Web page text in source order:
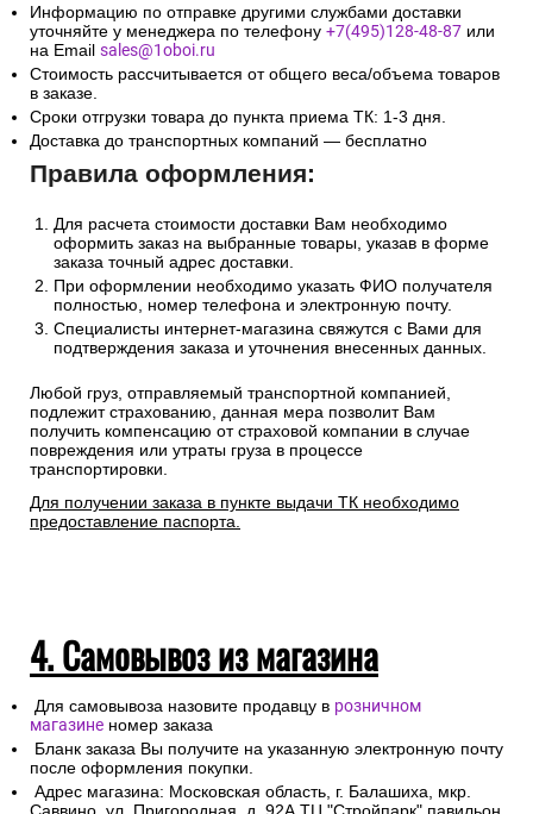
Информацию по отправке другими службами доставки
уточняйте у менеджера по телефону +7(495)128-48-87 или
на Email sales@1oboi.ru
Стоимость рассчитывается от общего веса/объема товаров
в заказе.
Сроки отгрузки товара до пункта приема ТК: 1-3 дня.
Доставка до транспортных компаний — бесплатно
Правила оформления:
Для расчета стоимости доставки Вам необходимо
оформить заказ на выбранные товары, указав в форме
заказа точный адрес доставки.
При оформлении необходимо указать ФИО получателя
полностью, номер телефона и электронную почту.
Специалисты интернет-магазина свяжутся с Вами для
подтверждения заказа и уточнения внесенных данных.
Любой груз, отправляемый транспортной компанией,
подлежит страхованию, данная мера позволит Вам
получить компенсацию от страховой компании в случае
повреждения или утраты груза в процессе
транспортировки.
Для получении заказа в пункте выдачи ТК необходимо
предоставление паспорта.
4. Самовывоз из магазина
Для самовывоза назовите продавцу в розничном
магазине номер заказа
Бланк заказа Вы получите на указанную электронную почту
после оформления покупки.
Адрес магазина: Московская область, г. Балашиха, мкр.